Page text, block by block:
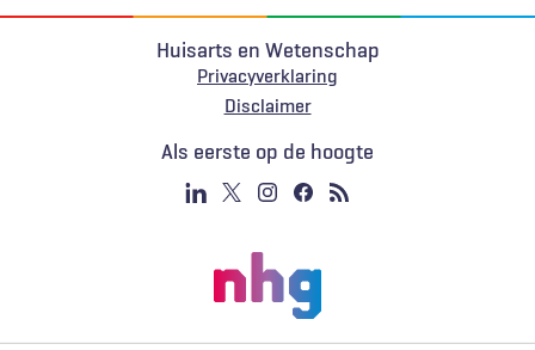
Huisarts en Wetenschap
Privacyverklaring
Voet
Disclaimer
Als eerste op de hoogte